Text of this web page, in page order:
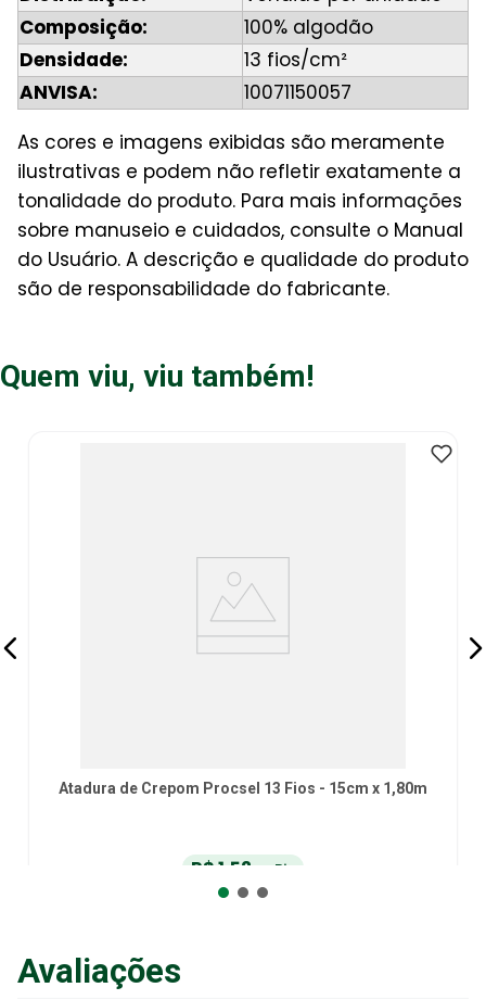
Composição:
100% algodão
Densidade:
13 fios/cm²
ANVISA:
10071150057
As cores e imagens exibidas são meramente
ilustrativas e podem não refletir exatamente a
tonalidade do produto. Para mais informações
sobre manuseio e cuidados, consulte o Manual
do Usuário. A descrição e qualidade do produto
são de responsabilidade do fabricante.
Quem viu, viu também!
Atadura de Crepom Procsel 13 Fios - 15cm x 1,80m
R$1,52no Pix
1,60em até
Adicionar ao Carrinho
Avaliações